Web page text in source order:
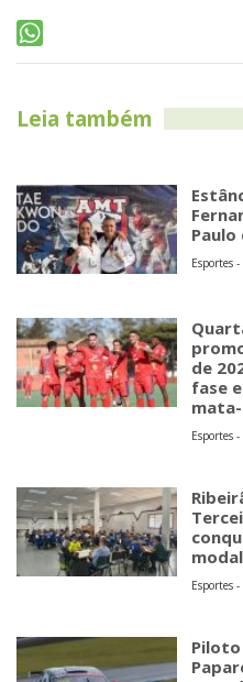
Leia também
Esportes
de
fase
Esportes
Esportes
Piloto